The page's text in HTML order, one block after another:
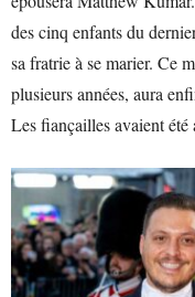
des cinq enfants du
sa fratrie à se marier. Ce
plusieurs années, aura
Les fiançailles avaient été